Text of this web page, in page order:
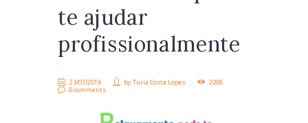
te ajudar
profissionalmente
23/07/2019 byTúria Costa Lopes
2008
0 comments